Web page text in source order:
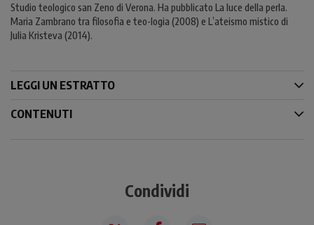
Studio teologico san Zeno di Verona. Ha pubblicato La luce della perla.
Maria Zambrano tra filosofia e teo-logia (2008) e L’ateismo mistico di
Julia Kristeva (2014).
LEGGI UN ESTRATTO
CONTENUTI
Condividi